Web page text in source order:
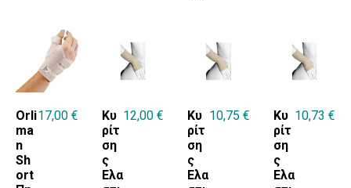
Orli
ma
n
Sh
ort
17,00 €
Κυ
ρίτ
ση
ς
Ελα
12,00 €
Κυ
ρίτ
ση
ς
Ελα
10,75 €
Κυ
ρίτ
ση
ς
Ελα
10,73 €